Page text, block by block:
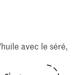
avec le séré,